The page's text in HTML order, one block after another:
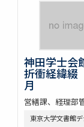
神田学士会
折衝経緯綴
月
営繕課、経理部
東京大学文書館